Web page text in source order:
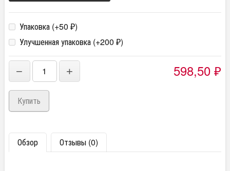
Упаковка (+50 ₽)
Улучшенная упаковка (+200 ₽)
− + 598,50 ₽
Обзор Отзывы (0)